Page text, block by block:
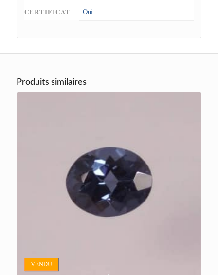
CERTIFICAT
Oui
Produits similaires
VENDU